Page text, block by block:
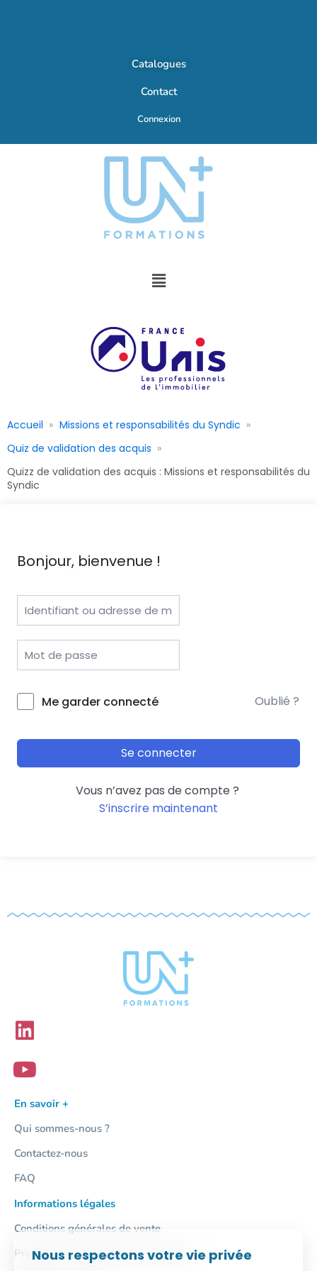
Catalogues
Contact
Connexion
Accueil
Missions et responsabilités du Syndic
Quiz de validation des acquis
Quizz de validation des acquis : Missions et responsabilités du
Syndic
Bonjour, bienvenue !
Me garder connecté Oublié ?
Se connecter
Vous n’avez pas de compte ?
S’inscrire maintenant
En savoir +
Qui sommes-nous ?
Contactez-nous
FAQ
Informations légales
Conditions générales de vente
Protection des données personnelles
Nous respectons votre vie privée